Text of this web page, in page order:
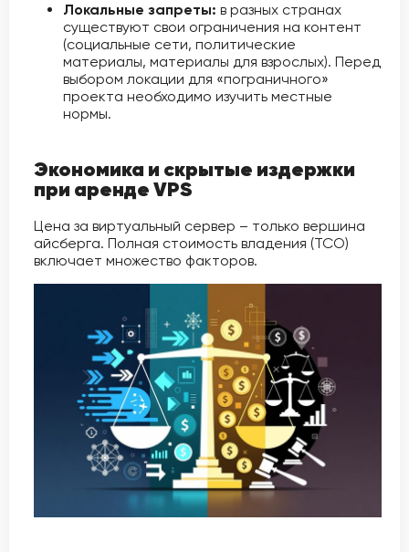
Локальные запреты: в разных странах
существуют свои ограничения на контент
(социальные сети, политические
материалы, материалы для взрослых). Перед
выбором локации для «пограничного»
проекта необходимо изучить местные
нормы.
Экономика и скрытые издержки
при аренде VPS
Цена за виртуальный сервер – только вершина
айсберга. Полная стоимость владения (TCO)
включает множество факторов.